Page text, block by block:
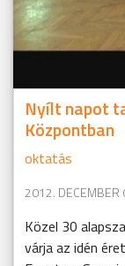
Nyílt napot
Központban
oktatás
2012. DECEMBER
Közel 30
várja az idén